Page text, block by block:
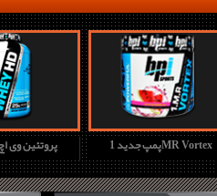
پروتئین وی پمپ جدید 1MR Vortex